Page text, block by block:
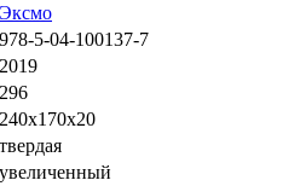
Эксмо
978-5-04-100137-7
2019
296
240x170x20
твердая
увеличенный